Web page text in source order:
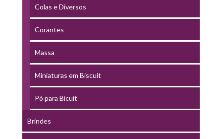
Colas e Diversos
Corantes
Massa
Miniaturas em Biscuit
Pó para Bicuit
Brindes